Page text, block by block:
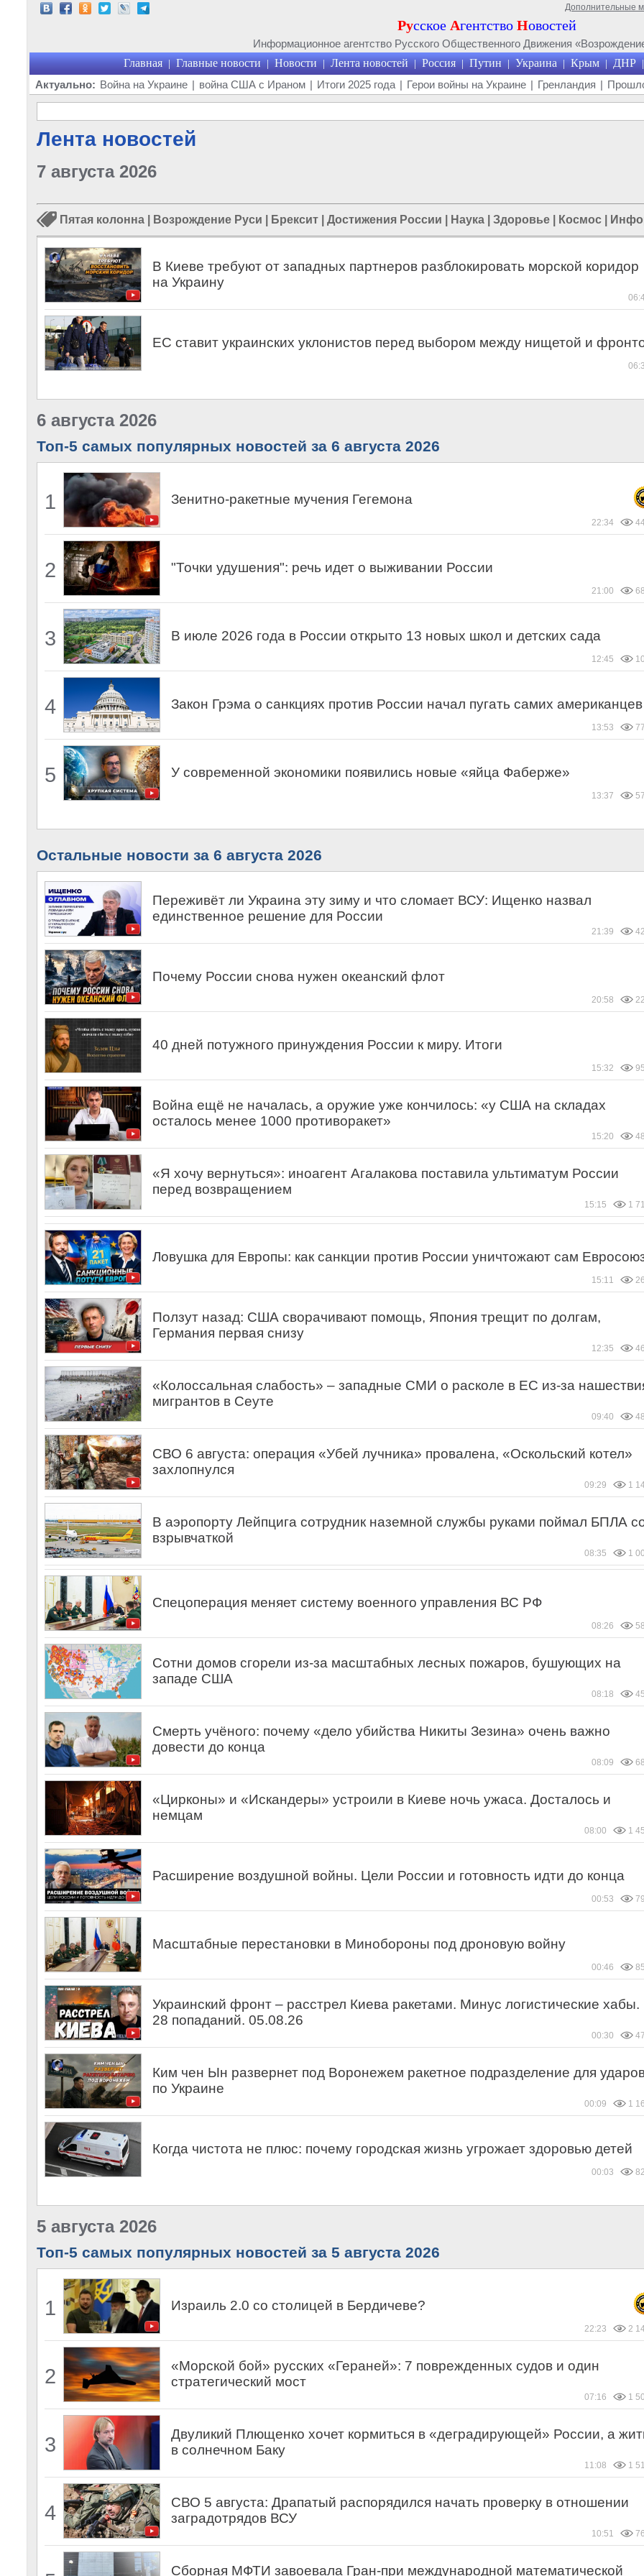
Дополнительные
Русское Агентство Новостей
Информационное агентство Русского Общественного Движения
Главная | Главные новости | Новости | Лента новостей | Россия | Путин | Украина | Крым | ДНР |
Актуально: Война на Украине | война США с Ираном | Итоги 2025 года | Герои войны на Украине | Гренландия |
Лента новостей
7 августа 2026
Пятая колонна Возрождение Руси Брексит Достижения России Наука Здоровье Космос
В Киеве требуют от западных партнеров разблокировать морской коридор
на Украину
ЕС ставит украинских уклонистов перед выбором между нищетой и
6 августа 2026
Топ-5 самых популярных новостей за 6 августа 2026
1 Зенитно-ракетные мучения Гегемона
22:34
2 "Точки удушения": речь идет о выживании России
21:00
3 В июле 2026 года в России открыто 13 новых школ и детских сада
12:45
4 Закон Грэма о санкциях против России начал пугать самих американцев
13:53
5 У современной экономики появились новые «яйца Фаберже»
13:37
Остальные новости за 6 августа 2026
Переживёт ли Украина эту зиму и что сломает ВСУ: Ищенко назвал
единственное решение для России
21:39
Почему России снова нужен океанский флот
20:58
40 дней потужного принуждения России к миру. Итоги
15:32
Война ещё не началась, а оружие уже кончилось: «у США на складах
осталось менее 1000 противоракет»
15:20
«Я хочу вернуться»: иноагент Агалакова поставила ультиматум России
перед возвращением
15:15 1
Ловушка для Европы: как санкции против России уничтожают сам
15:11
Ползут назад: США сворачивают помощь, Япония трещит по долгам,
Германия первая снизу
12:35
«Колоссальная слабость» – западные СМИ о расколе в ЕС из-за
мигрантов в Сеуте
09:40
СВО 6 августа: операция «Убей лучника» провалена, «Оскольский котел»
захлопнулся
09:29 1
В аэропорту Лейпцига сотрудник наземной службы руками поймал БПЛА
взрывчаткой
08:35 1
Спецоперация меняет систему военного управления ВС РФ
08:26
Сотни домов сгорели из-за масштабных лесных пожаров, бушующих на
западе США
08:18
Смерть учёного: почему «дело убийства Никиты Зезина» очень важно
довести до конца
08:09
«Цирконы» и «Искандеры» устроили в Киеве ночь ужаса. Досталось и
немцам
08:00 1
Расширение воздушной войны. Цели России и готовность идти до конца
00:53
Масштабные перестановки в Минобороны под дроновую войну
00:46
Украинский фронт – расстрел Киева ракетами. Минус логистические хабы.
28 попаданий. 05.08.26
00:30
Ким чен Ын развернет под Воронежем ракетное подразделение для
по Украине
00:09 1
Когда чистота не плюс: почему городская жизнь угрожает здоровью детей
00:03
5 августа 2026
Топ-5 самых популярных новостей за 5 августа 2026
1 Израиль 2.0 со столицей в Бердичеве?
22:23 2
2
«Морской бой» русских «Гераней»: 7 поврежденных судов и один
стратегический мост
07:16 1
3
Двуликий Плющенко хочет кормиться в «деградирующей» России, а
в солнечном Баку
11:08 1
4
СВО 5 августа: Драпатый распорядился начать проверку в отношении
заградотрядов ВСУ
10:51
Сборная МФТИ завоевала Гран-при международной математической